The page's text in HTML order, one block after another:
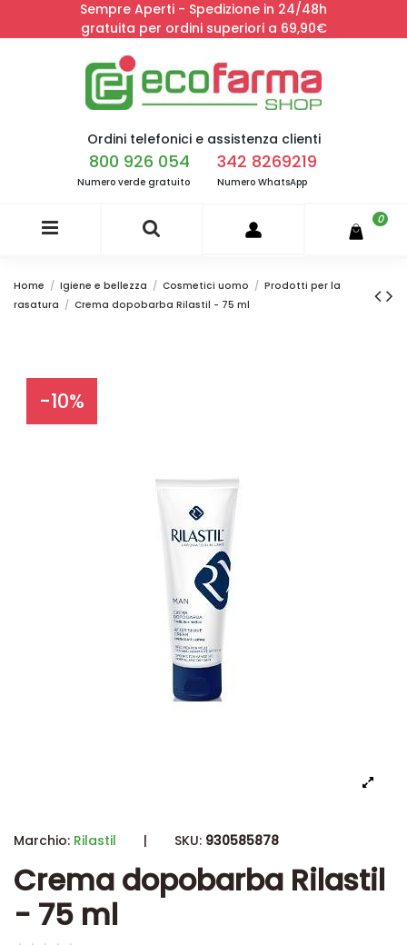
Sempre Aperti - Spedizione in 24/48h
gratuita per ordini superiori a 69,90€
Ordini telefonici e assistenza clienti
800 926 054
Numero verde gratuito
342 8269219
Numero WhatsApp
0
Home Igiene e bellezza Cosmetici uomo
Prodotti per la
rasatura
Crema dopobarba Rilastil - 75 ml
-10%
Marchio: Rilastil | SKU: 930585878
Crema dopobarba Rilastil
- 75 ml